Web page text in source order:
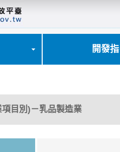
開發
目別)－乳品製造業